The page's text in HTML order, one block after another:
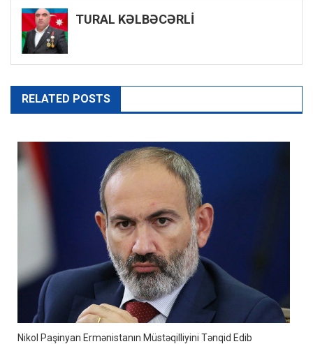
TURAL KƏLBƏCƏRLİ
RELATED POSTS
Nikol Paşinyan Ermənistanın Müstəqilliyini Tənqid Edib